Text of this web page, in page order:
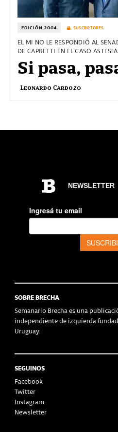
EDICIÓN 2004 SUSCRIPTORES
EL MI NO LE RESPONDIÓ AL
DE CAPRETTI EN EL CASO
Si pasa,
Leonardo Cardozo
SOBRE BRECHA
Semanario Brecha es una
independiente de izquierda
Uruguay.
SEGUINOS
Facebook
Twitter
Instagram
Newsletter